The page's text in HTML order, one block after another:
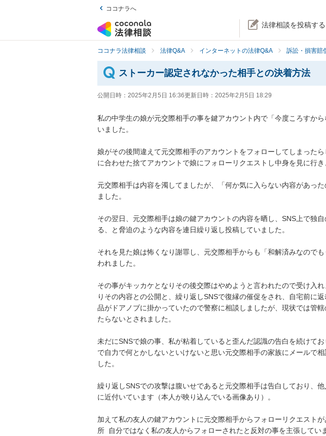
ココナラへ
法律相談を投稿する
ココナラ法律相談 法律Q&A インターネットの法律Q&A 訴訟・損害賠
ストーカー認定されなかった相手との決着方法
公開日時： 2025年2月5日 16:36更新日時： 2025年2月5日 18:29
私の中学生の娘が元交際相手の事を鍵アカウント内で「今度ころすか
いました。
娘がその後間違えて元交際相手のアカウントをフォローしてしまった
に合わせた捨てアカウントで娘にフォローリクエストし中身を見に行き
元交際相手は内容を濁してましたが、「何か気に入らない内容があっ
ました。
その翌日、元交際相手は娘の鍵アカウントの内容を晒し、SNS上で独
る、と脅迫のような内容を連日繰り返し投稿していました。
それを見た娘は怖くなり謝罪し、元交際相手からも「和解済みなので
われました。
その事がキッカケとなりその後交際はやめようと言われたので受け入
りその内容との公開と、繰り返しSNSで復縁の催促をされ、自宅前に
品がドアノブに掛かっていたので警察に相談しましたが、現状では管
たらないとされました。
未だにSNSで娘の事、私が粘着していると歪んだ認識の告白を続けて
で自力で何とかしないといけないと思い元交際相手の家族にメールで
した。
繰り返しSNSでの攻撃は腹いせであると元交際相手は告白しており、
に近付いています（本人が映り込んでいる画像あり）。
加えて私の友人の鍵アカウントに元交際相手からフォローリクエスト
所  自分ではなく私の友人からフォローされたと反対の事を主張してい